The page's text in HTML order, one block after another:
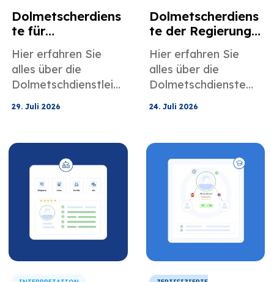
Dolmetscherdiens
te für
Versicherungsang
elegenheiten und
Kundenbetreuung
Hier erfahren Sie
alles über die
Dolmetschdienstleist
h für Schadensfälle
und Kundensupport.
29. Juli 2026
Dolmetscherdiens
te der Regierung
für öffentliche
Einrichtungen und
Gemeindeprogra
mme
Hier erfahren Sie
alles über die
Dolmetschdienste
Gemeindeprogramm
24. Juli 2026